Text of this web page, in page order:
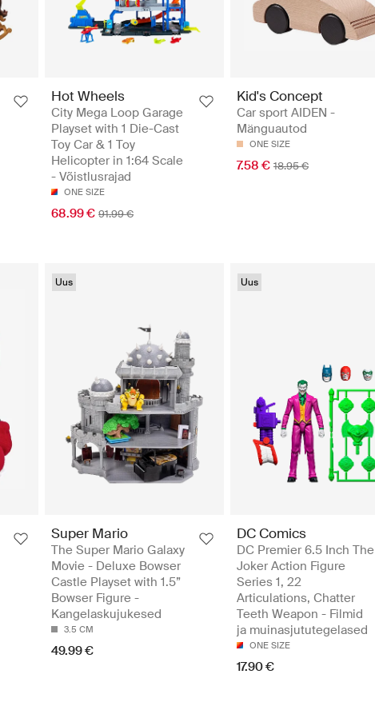
Hot Wheels
City Mega Loop Garage
Playset with 1 Die-Cast
Toy Car & 1 Toy
Helicopter in 1:64 Scale
- Võistlusrajad
ONE SIZE
68.99 € 91.99 €
Kid's Concept
Car sport AIDEN -
Mänguautod
ONE SIZE
7.58 € 18.95 €
Uus
Super Mario
The Super Mario Galaxy
Movie - Deluxe Bowser
Castle Playset with 1.5”
Bowser Figure -
Kangelaskujukesed
3.5 CM
49.99 €
Uus
DC Comics
DC Premier 6.5 Inch The
Joker Action Figure
Series 1, 22
Articulations, Chatter
Teeth Weapon - Filmid
ja muinasjututegelased
ONE SIZE
17.90 €